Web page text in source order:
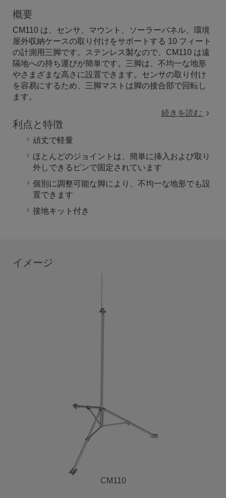
概要
CM110 は、センサ、マウント、ソーラーパネル、環境
屋外収納ケースの取り付けをサポートする 10 フィート
の計測用三脚です。ステンレス製なので、CM110 は遠
隔地への持ち運びが簡単です。三脚は、不均一な地形
やさまざまな高さに設置できます。センサの取り付け
を容易にするため、三脚マストは脚の接合部で回転し
ます。
続きを読む
利点と特徴
頑丈で軽量
ほとんどのジョイントは、簡単に挿入および取り
外しできるピンで固定されています
個別に調整可能な脚により、不均一な地形でも設
置できます
接地キット付き
イメージ
CM110